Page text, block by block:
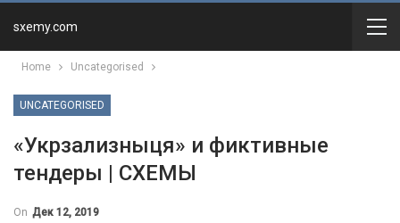
sxemy.com
Home Uncategorised
UNCATEGORISED
«Укрзализныця» и фиктивные
тендеры | СХЕМЫ
On Дек 12, 2019